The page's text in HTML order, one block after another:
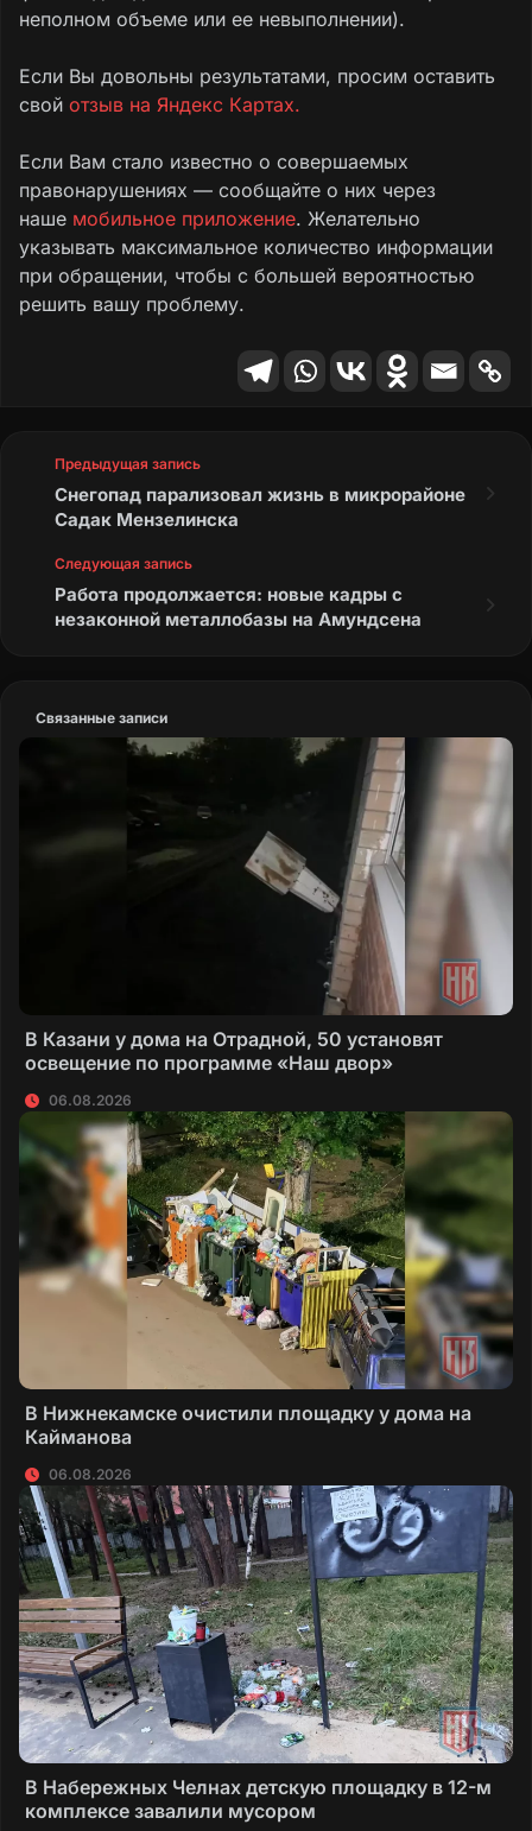
неполном объеме или ее невыполнении).
Если Вы довольны результатами, просим оставить
свой отзыв на Яндекс Картах.
Если Вам стало известно о совершаемых
правонарушениях — сообщайте о них через
наше мобильное приложение. Желательно
указывать максимальное количество информации
при обращении, чтобы с большей вероятностью
решить вашу проблему.
Предыдущая запись
Снегопад парализовал жизнь в микрорайоне
Садак Мензелинска
Следующая запись
Работа продолжается: новые кадры с
незаконной металлобазы на Амундсена
Связанные записи
В Казани у дома на Отрадной, 50 установят
освещение по программе «Наш двор»
06.08.2026
В Нижнекамске очистили площадку у дома на
Кайманова
06.08.2026
В Набережных Челнах детскую площадку в 12-м
комплексе завалили мусором